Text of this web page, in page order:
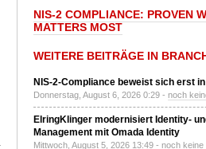
NIS-2 COMPLIANCE: PROVEN
MATTERS MOST
WEITERE BEITRÄGE IN
NIS-2-Compliance beweist sich erst
Donnerstag, August 6, 2026 0:29 - noch
ElringKlinger modernisiert Identity-
Management mit Omada Identity
Mittwoch, August 5, 2026 13:49 - noch keine